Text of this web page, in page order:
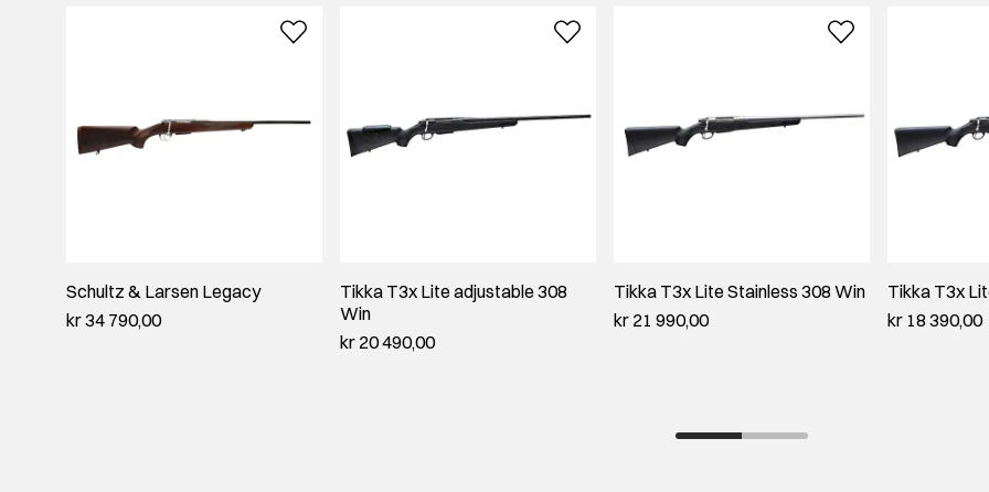
Schultz & Larsen Legacy
kr 34 790,00
Tikka T3x Lite adjustable 308
Win
kr 20 490,00
Tikka T3x Lite Stainless 308 Win
kr 21 990,00
Tikka T3x
kr 18 390,00